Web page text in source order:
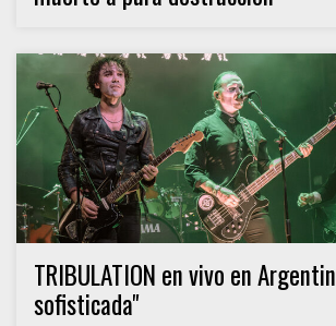
TRIBULATION en vivo en
sofisticada"